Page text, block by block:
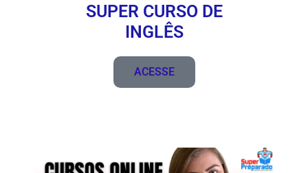
SUPER CURSO DE
INGLÊS
ACESSE